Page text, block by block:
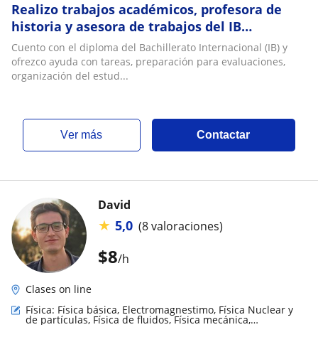
Realizo trabajos académicos, profesora de
historia y asesora de trabajos del IB
(Bachillerato Internacional)
Cuento con el diploma del Bachillerato Internacional (IB) y
ofrezco ayuda con tareas, preparación para evaluaciones,
organización del estud...
ver más Contactar
$8/h
David
★ 5,0 (8 valoraciones)
Clases on line
Física: Física básica, Electromagnestimo, Física Nuclear y
de partículas, Física de fluidos, Física mecánica,
Electrodinámica